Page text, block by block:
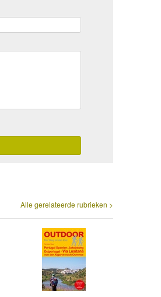
Alle gerelateerde rubrieken >